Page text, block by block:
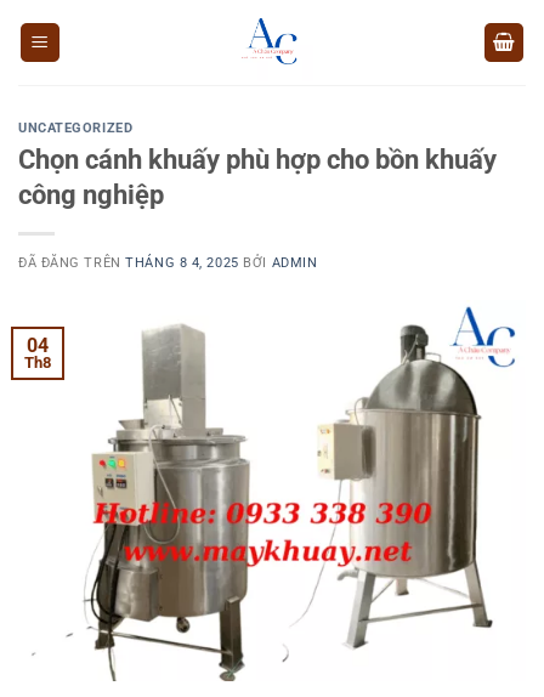
UNCATEGORIZED
Chọn cánh khuấy phù hợp cho bồn khuấy
công nghiệp
ĐÃ ĐĂNG TRÊNTHÁNG 8 4, 2025 BỞI ADMIN
04
Th8